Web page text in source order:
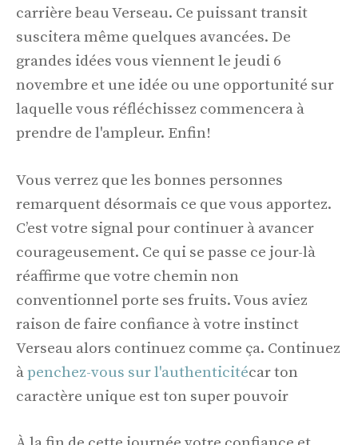
carrière beau Verseau. Ce puissant transit
suscitera même quelques avancées. De
grandes idées vous viennent le jeudi 6
novembre et une idée ou une opportunité sur
laquelle vous réfléchissez commencera à
prendre de l'ampleur. Enfin!
Vous verrez que les bonnes personnes
remarquent désormais ce que vous apportez.
C’est votre signal pour continuer à avancer
courageusement. Ce qui se passe ce jour-là
réaffirme que votre chemin non
conventionnel porte ses fruits. Vous aviez
raison de faire confiance à votre instinct
Verseau alors continuez comme ça. Continuez
àpenchez-vous sur l'authenticitécar ton
caractère unique est ton super pouvoir